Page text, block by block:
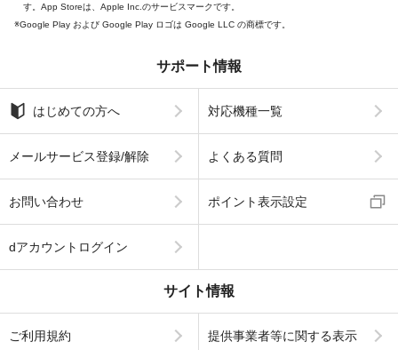
す。App Storeは、Apple Inc.のサービスマークです。
Google Play および Google Play ロゴは Google LLC の商標です。
サポート情報
はじめての方へ 対応機種一覧
メールサービス登録/解除 よくある質問
お問い合わせ ポイント表示設定
dアカウントログイン
サイト情報
ご利用規約 提供事業者等に関する表示